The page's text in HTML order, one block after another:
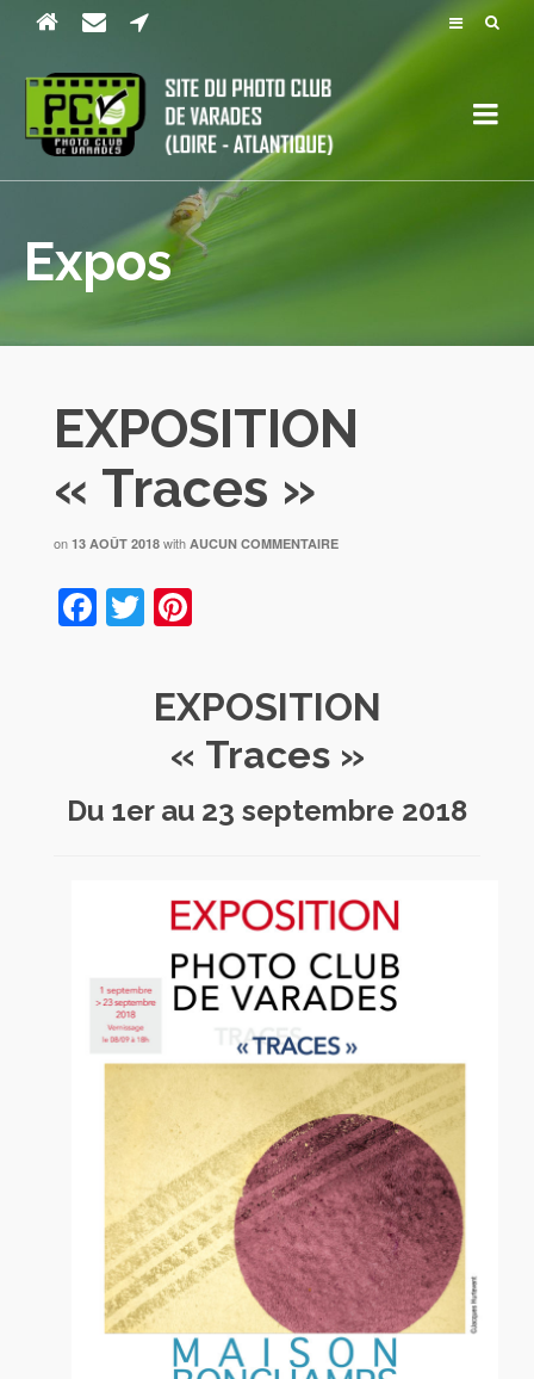
Expos
EXPOSITION
« Traces »
on 13 AOÛT 2018 with AUCUN COMMENTAIRE
Facebook
Twitter
EXPOSITION
« Traces »
Du 1er au 23 septembre 2018